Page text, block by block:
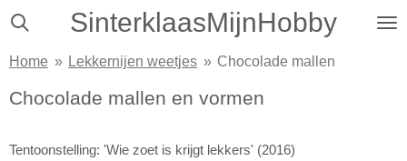
Ga
naar
hoofdinhoud
SinterklaasMijnHobby
Home » Lekkernijen weetjes » Chocolade mallen
Chocolade mallen en vormen
Tentoonstelling: 'Wie zoet is krijgt lekkers' (2016)